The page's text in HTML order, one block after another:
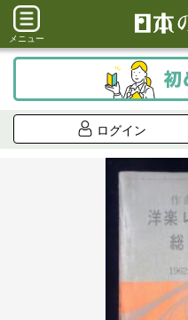
メニュー
ログイン